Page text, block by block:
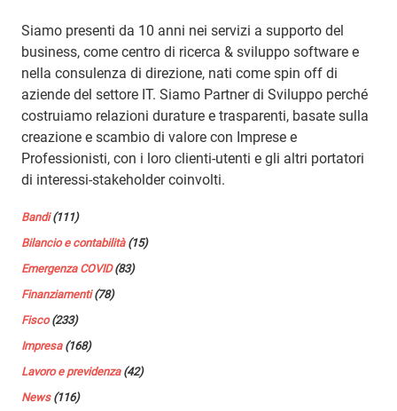
Siamo presenti da 10 anni nei servizi a supporto del
business, come centro di ricerca & sviluppo software e
nella consulenza di direzione, nati come spin off di
aziende del settore IT. Siamo Partner di Sviluppo perché
costruiamo relazioni durature e trasparenti, basate sulla
creazione e scambio di valore con Imprese e
Professionisti, con i loro clienti-utenti e gli altri portatori
di interessi-stakeholder coinvolti.
Bandi(111)
Bilancio e contabilità(15)
Emergenza COVID(83)
Finanziamenti(78)
Fisco(233)
Impresa(168)
Lavoro e previdenza(42)
News(116)